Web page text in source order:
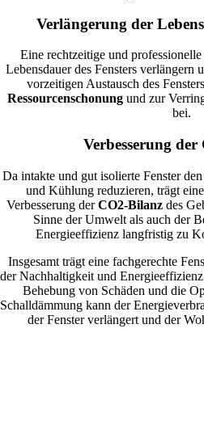
Verlängerung der
Eine rechtzeitige und
Lebensdauer des Fensters verlängern
vorzeitigen Austausch des
Ressourcenschonungund zur
bei.
Verbesserung
Da intakte und gut isolierte Fenster
und Kühlung reduzieren, trägt
Verbesserung derCO2-Bilanzdes
Sinne der Umwelt als auch der
Energieeffizienz langfristig zu
Insgesamt trägt eine fachgerechte
der Nachhaltigkeit und
Behebung von Schäden und die
Schalldämmung kann der
der Fenster verlängert und der